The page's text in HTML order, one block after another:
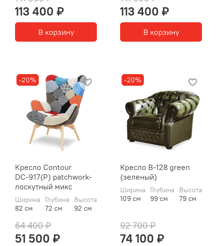
113 400 ₽
В корзину
113 400 ₽
В корзину
-20%
Кресло Contour
DС-917(P) patchwork-
лоскутный микс
Ширина
82 см
Глубина
72 см
Высота
92 см
64 400 ₽
51 500 ₽
-20%
Кресло B-128 green
(зеленый)
Ширина
109 см
Глубина
99 см
Высота
79 см
92 700 ₽
74 100 ₽